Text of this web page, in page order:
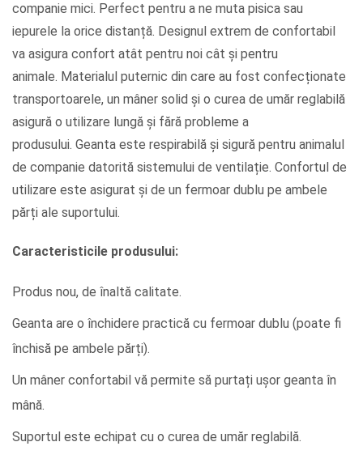
companie mici. Perfect pentru a ne muta pisica sau
iepurele la orice distanță. Designul extrem de confortabil
va asigura confort atât pentru noi cât și pentru
animale. Materialul puternic din care au fost confecționate
transportoarele, un mâner solid și o curea de umăr reglabilă
asigură o utilizare lungă și fără probleme a
produsului. Geanta este respirabilă și sigură pentru animalul
de companie datorită sistemului de ventilație. Confortul de
utilizare este asigurat și de un fermoar dublu pe ambele
părți ale suportului.
Caracteristicile produsului:
Produs nou, de înaltă calitate.
Geanta are o închidere practică cu fermoar dublu (poate fi
închisă pe ambele părți).
Un mâner confortabil vă permite să purtați ușor geanta în
mână.
Suportul este echipat cu o curea de umăr reglabilă.